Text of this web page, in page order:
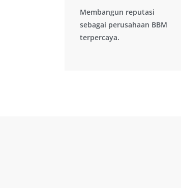
Membangun reputasi
sebagai perusahaan BBM
terpercaya.
Membangun reputasi
sebagai perusahaan BBM
terpercaya.